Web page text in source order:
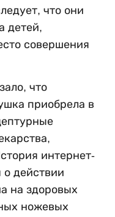
что они
детей,
совершения
что
приобрела в
интернет-
действии
на здоровых
ножевых